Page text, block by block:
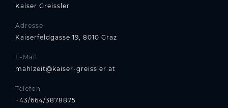
Kaiser Greissler
Adresse
Kaiserfeldgasse 19, 8010 Graz
E-Mail
mahlzeit@kaiser-greissler.at
Telefon
+43/664/3878875